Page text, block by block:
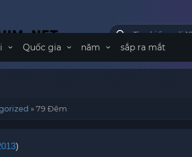
Quốc gia năm sắp ra mắt
»79 Đêm
)